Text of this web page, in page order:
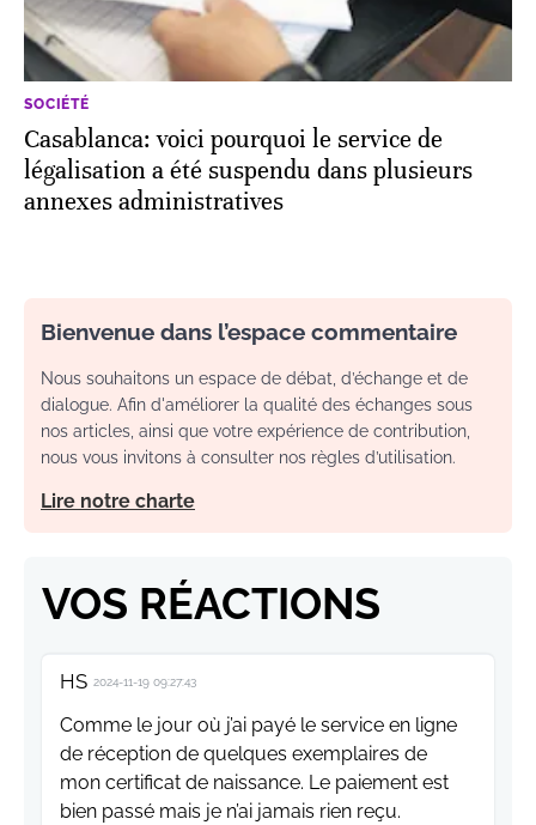
SOCIÉTÉ
Casablanca: voici pourquoi le service de
légalisation a été suspendu dans plusieurs
annexes administratives
Bienvenue dans l’espace commentaire
Nous souhaitons un espace de débat, d’échange et de
dialogue. Afin d'améliorer la qualité des échanges sous
nos articles, ainsi que votre expérience de contribution,
nous vous invitons à consulter nos règles d’utilisation.
Lire notre charte
VOS RÉACTIONS
HS 2024-11-19 09:27:43
Comme le jour où j’ai payé le service en ligne
de réception de quelques exemplaires de
mon certificat de naissance. Le paiement est
bien passé mais je n’ai jamais rien reçu.